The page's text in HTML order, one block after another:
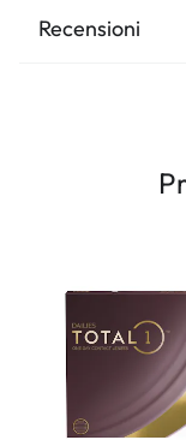
Recensioni